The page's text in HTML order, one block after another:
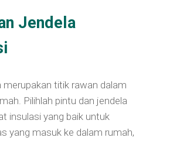
Jendela
merupakan titik rawan dalam
Pilihlah pintu dan jendela
insulasi yang baik untuk
yang masuk ke dalam rumah,